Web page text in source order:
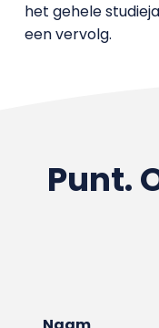
het gehele
een vervolg.
Punt.